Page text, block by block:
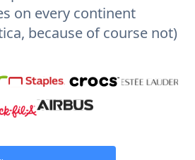
on every continent
because of course not)